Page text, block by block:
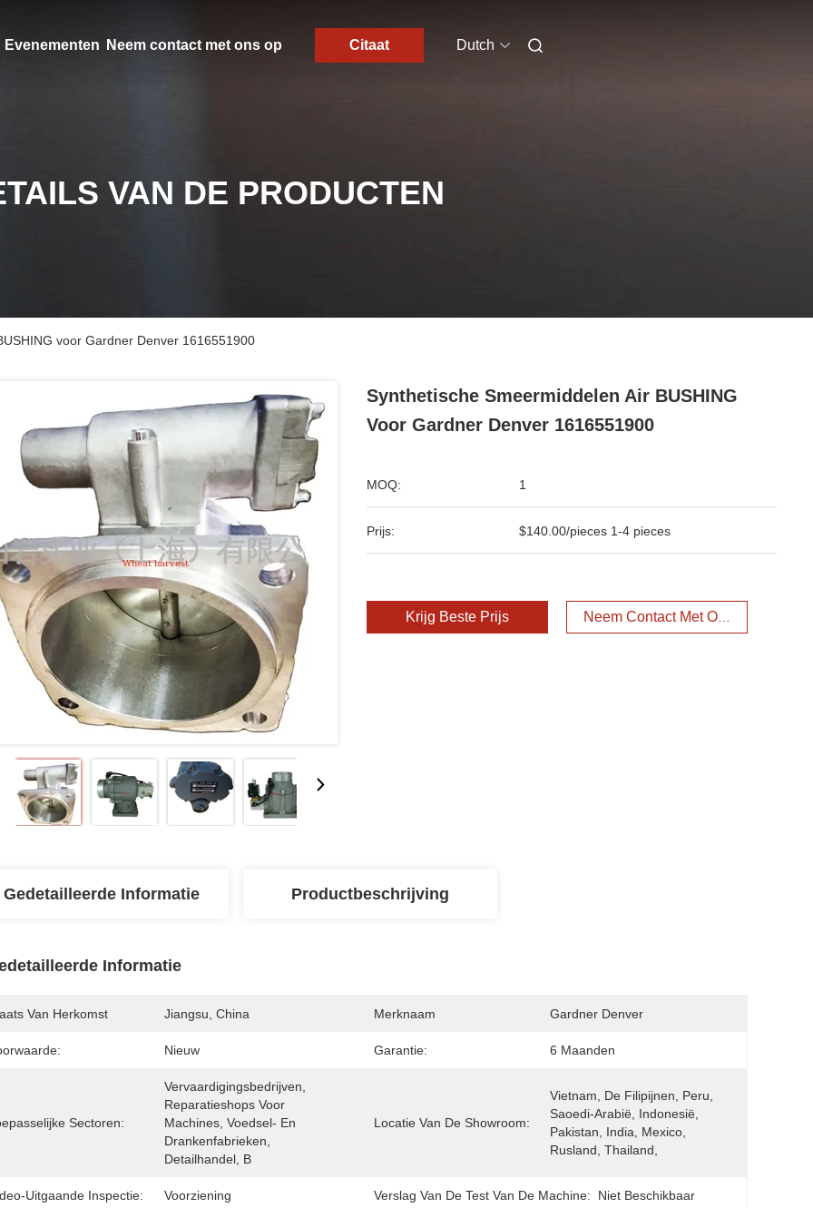
Evenementen Neem contact met ons op Citaat Dutch
VAN DE PRODUCTEN
voor Gardner Denver 1616551900
Synthetische Smeermiddelen Air BUSHING
Voor Gardner Denver 1616551900
MOQ: 1
Prijs: $140.00/pieces 1-4 pieces
Krijg Beste Prijs Neem Contact Met Ons Op
Gedetailleerde Informatie Productbeschrijving
Informatie
Van Herkomst Jiangsu, China Merknaam Gardner Denver
Nieuw Garantie: 6 Maanden
Sectoren:
Vervaardigingsbedrijven,
Reparatieshops Voor
Machines, Voedsel- En
Drankenfabrieken,
Detailhandel, B
Locatie Van De Showroom:
Vietnam, De Filipijnen, Peru,
Saoedi-Arabië, Indonesië,
Pakistan, India, Mexico,
Rusland, Thailand,
Uitgaande Inspectie: Voorziening Verslag Van De Test Van De Machine: Niet Beschikbaar